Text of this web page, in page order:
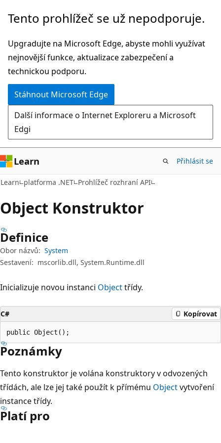
Přeskočit
hlavní
obsah
Přeskočit
navigaci
na
stránce
Tento prohlížeč se už nepodporuje.
Upgradujte na Microsoft Edge, abyste mohli využívat
nejnovější funkce, aktualizace zabezpečení a
technickou podporu.
Stáhnout Microsoft Edge
Další informace o Internet Exploreru a Microsoft
Edgi
Learn Přihlásit se
Learn platforma .NET Prohlížeč rozhraní API
Object Konstruktor
Definice
Obor názvů: System
Sestavení: mscorlib.dll, System.Runtime.dll
Inicializuje novou instanci Objecttřídy.
C# Kopírovat
public Object();
Poznámky
Tento konstruktor je volána konstruktory v odvozených
třídách, ale lze jej také použít k přímému Objectvytvoření
instance třídy.
Platí pro